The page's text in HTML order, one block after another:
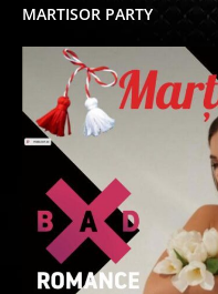
MARTISOR PARTY